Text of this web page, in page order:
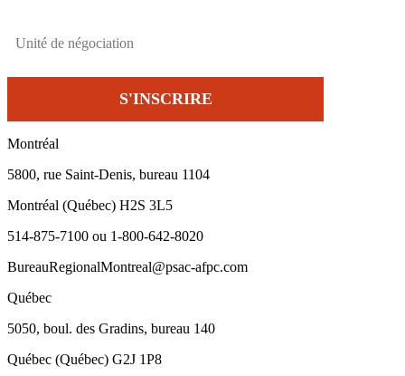
Montréal
5800, rue Saint-Denis, bureau 1104
Montréal (Québec) H2S 3L5
514-875-7100 ou 1-800-642-8020
BureauRegionalMontreal@psac-afpc.com
Québec
5050, boul. des Gradins, bureau 140
Québec (Québec) G2J 1P8